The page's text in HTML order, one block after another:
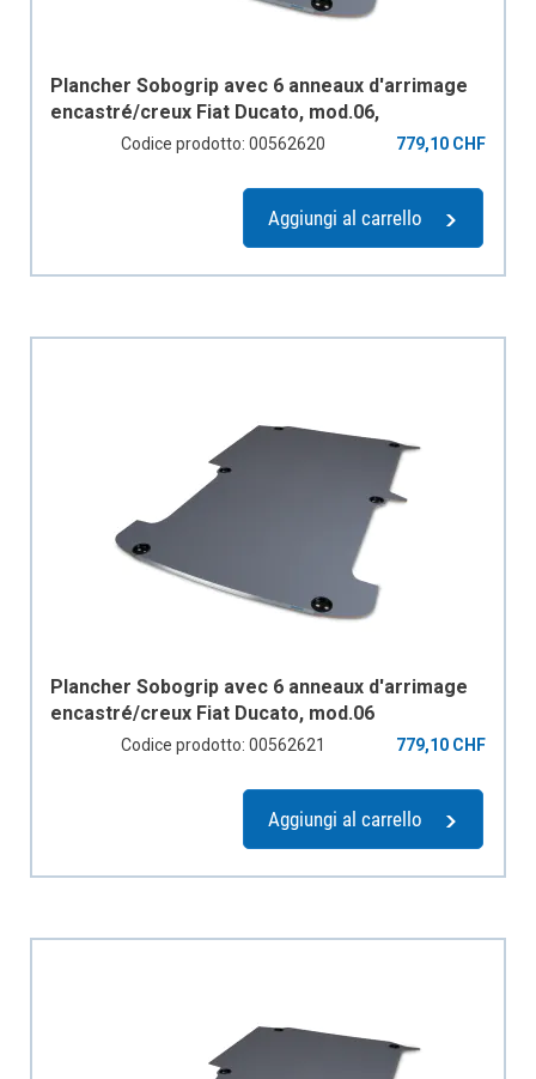
Plancher Sobogrip avec 6 anneaux d'arrimage
encastré/creux Fiat Ducato, mod.06,
empattement 3000mm, 1 porte coulissante
Codice prodotto: 00562620 779,10 CHF
Aggiungi al carrello
Plancher Sobogrip avec 6 anneaux d'arrimage
encastré/creux Fiat Ducato, mod.06
empattement 3000mm, 2 portes coulissantes
Codice prodotto: 00562621 779,10 CHF
Aggiungi al carrello